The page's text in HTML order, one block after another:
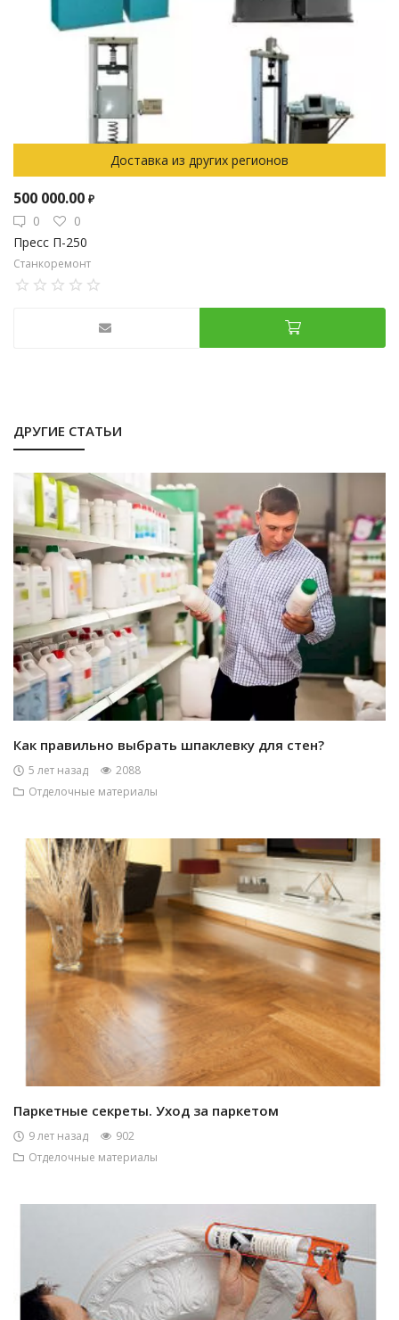
Доставка из других регионов
500 000.00 ₽
0
0
Пресс П-250
Станкоремонт
ДРУГИЕ СТАТЬИ
Как правильно выбрать шпаклевку для стен?
5 лет назад
2088
Отделочные материалы
Паркетные секреты. Уход за паркетом
9 лет назад
902
Отделочные материалы